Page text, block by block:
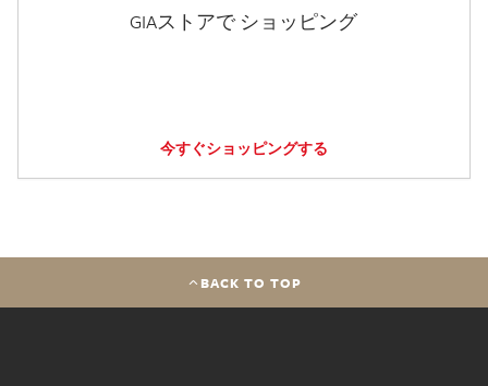
GIAストアで ショッピング
今すぐショッピングする
BACK TO TOP